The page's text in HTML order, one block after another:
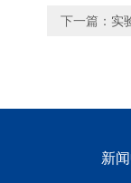
下一篇： 实
新